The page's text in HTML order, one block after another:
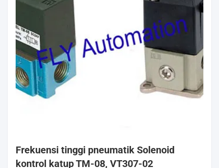
Frekuensi tinggi pneumatik Solenoid
kontrol katup TM-08, VT307-02